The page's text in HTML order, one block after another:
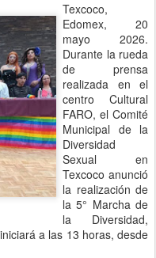
Texcoco,
Edomex, 20
mayo 2026.
Durante la rueda
de prensa
realizada en el
centro Cultural
FARO, el Comité
Municipal de la
Diversidad
Sexual en
Texcoco anunció
la realización de
la 5° Marcha de
la Diversidad,
a las 13 horas, desde